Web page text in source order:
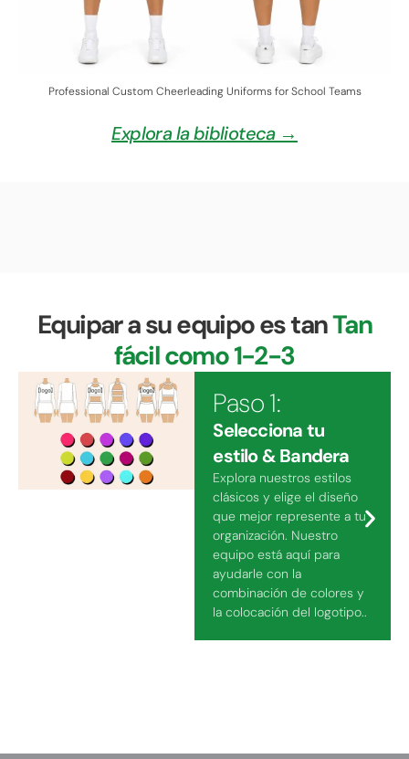
Professional Custom Cheerleading Uniforms for School Teams
Explora la biblioteca →
Equipar a su equipo es tanTan
fácil como 1-2-3
Paso 1:
Selecciona tu
estilo & Bandera
Explora nuestros estilos
clásicos y elige el diseño
que mejor represente a tu
organización. Nuestro
equipo está aquí para
ayudarle con la
combinación de colores y
la colocación del logotipo..